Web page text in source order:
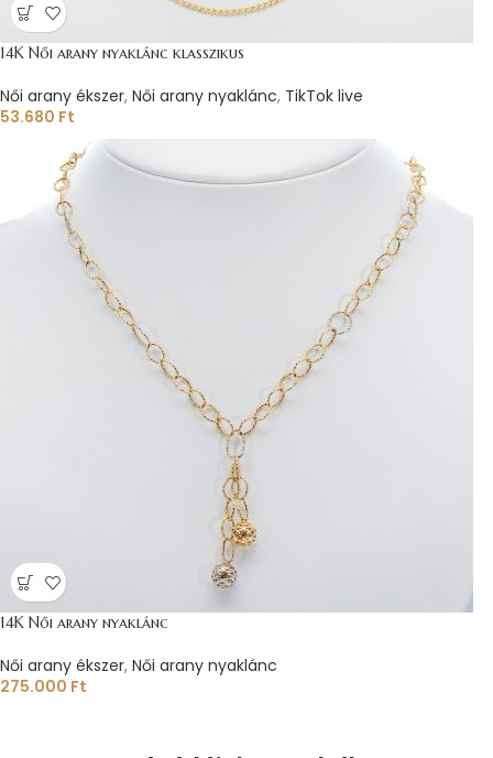
14K Női arany nyaklánc klasszikus
Női arany ékszer, Női arany nyaklánc, TikTok live
53.680 Ft
14K Női arany nyaklánc
Női arany ékszer, Női arany nyaklánc
275.000 Ft